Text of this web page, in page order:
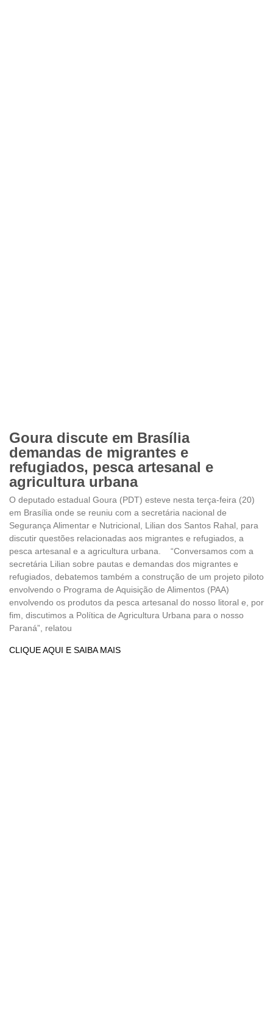
Goura discute em Brasília
demandas de migrantes e
refugiados, pesca artesanal e
agricultura urbana
O deputado estadual Goura (PDT) esteve nesta terça-feira (20)
em Brasília onde se reuniu com a secretária nacional de
Segurança Alimentar e Nutricional, Lilian dos Santos Rahal, para
discutir questões relacionadas aos migrantes e refugiados, a
pesca artesanal e a agricultura urbana. “Conversamos com a
secretária Lilian sobre pautas e demandas dos migrantes e
refugiados, debatemos também a construção de um projeto piloto
envolvendo o Programa de Aquisição de Alimentos (PAA)
envolvendo os produtos da pesca artesanal do nosso litoral e, por
fim, discutimos a Política de Agricultura Urbana para o nosso
Paraná”, relatou
CLIQUE AQUI E SAIBA MAIS